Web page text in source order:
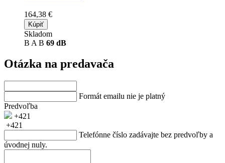
164,38 €
Kúpiť
Skladom
B A B 69 dB
Otázka na predavača
Formát emailu nie je platný
Predvoľba
+421
+421
Telefónne číslo zadávajte bez predvoľby a
úvodnej nuly.